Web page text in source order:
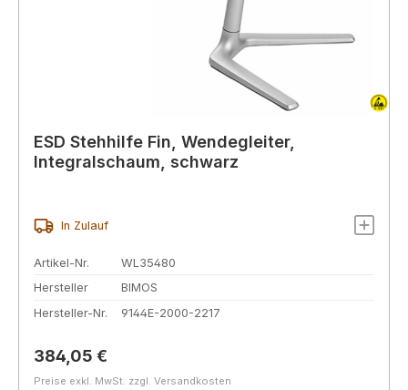
ESD Stehhilfe Fin, Wendegleiter,
Integralschaum, schwarz
In Zulauf
Artikel-Nr.
WL35480
Hersteller
BIMOS
Hersteller-Nr.
9144E-2000-2217
Regulärer Preis:
384,05 €
Preise exkl. MwSt. zzgl. Versandkosten